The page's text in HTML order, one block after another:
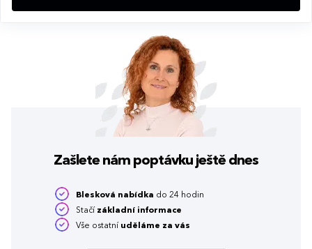
Zašlete nám poptávku ještě dnes
Blesková nabídka do 24 hodin
Stačí základní informace
Vše ostatní uděláme za vás